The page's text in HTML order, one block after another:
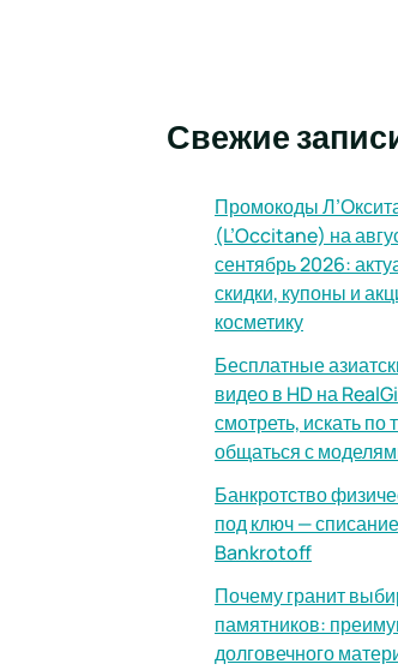
Свежие
Промокоды
(L’Occitane) на
сентябрь 2026:
скидки, купоны и
косметику
Бесплатные
видео в HD на
смотреть, искать по
общаться с
Банкротство
под ключ —
Bankrotoff
Почему гранит
памятников:
долговечного